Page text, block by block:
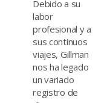
Debido a su
labor
profesional y a
sus continuos
viajes, Gillman
nos ha legado
un variado
registro de